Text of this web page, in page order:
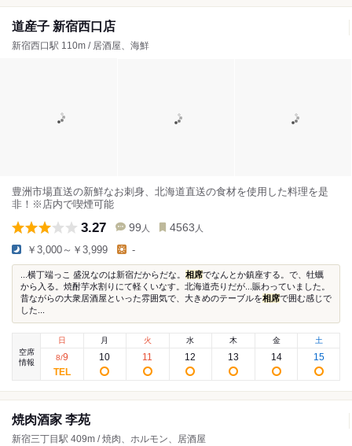
道産子 新宿西口店
新宿西口駅 110m / 居酒屋、海鮮
豊洲市場直送の新鮮なお刺身、北海道直送の食材を使用した料理を是
非！※店内で喫煙可能
3.27 99 人 4563 人
￥3,000～￥3,999 -
...横丁端っこ 盛況なのは新宿だからだな。 相席でなんとか鎮座する。で、牡蠣
から入る。焼酎芋水割りにて軽くいなす。北海道売りだが...賑わっていました。
昔ながらの大衆居酒屋といった雰囲気で、大きめのテーブルを相席で囲む感じで
した...
空席
情報
日
8/9
月
10
火
11
水
12
木
13
金
14
土
15
焼肉酒家 李苑
新宿三丁目駅 409m / 焼肉、ホルモン、居酒屋